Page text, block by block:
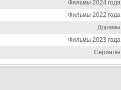
Фильмы 2024 года
Фильмы 2022 года
Дорамы
Фильмы 2023 года
Сериалы